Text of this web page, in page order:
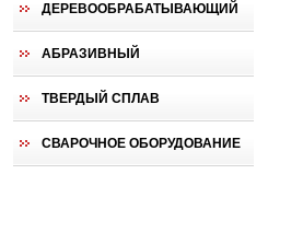
ДЕРЕВООБРАБАТЫВАЮЩИЙ
АБРАЗИВНЫЙ
ТВЕРДЫЙ СПЛАВ
СВАРОЧНОЕ ОБОРУДОВАНИЕ